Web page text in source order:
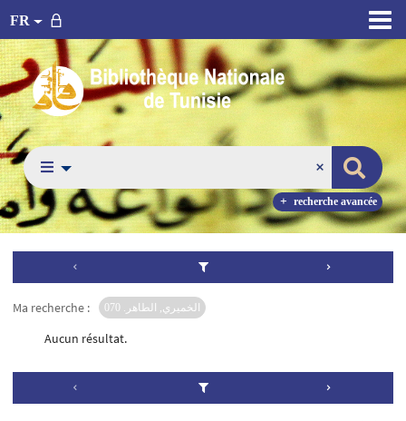
FR
recherche avancée
Ma recherche : الخميري, الطاهر. 070
Aucun résultat.